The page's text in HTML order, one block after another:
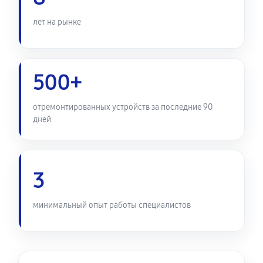
лет на рынке
500+
отремонтированных устройств за последние 90
дней
3
минимальный опыт работы специалистов